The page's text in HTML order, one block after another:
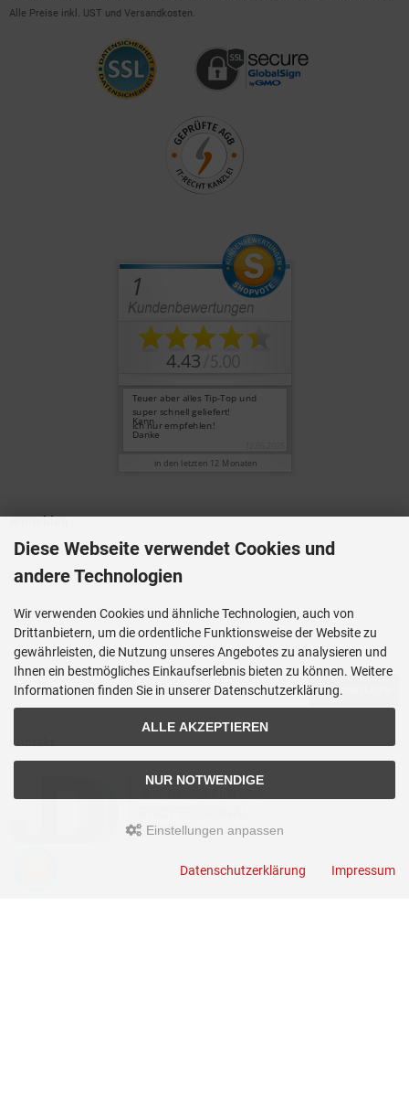
Alle Preise inkl. UST und Versandkosten.
Anmelden
Passwort:
Passwort vergessen? ANMELDEN
Kontakt
JUERGEN DROSS PROFESSIONAL SERVICES GmbH
Diese Webseite verwendet Cookies und
andere Technologien
Wir verwenden Cookies und ähnliche Technologien, auch von
Drittanbietern, um die ordentliche Funktionsweise der Website zu
gewährleisten, die Nutzung unseres Angebotes zu analysieren und
Ihnen ein bestmögliches Einkaufserlebnis bieten zu können. Weitere
Informationen finden Sie in unserer Datenschutzerklärung.
ALLE AKZEPTIEREN
NUR NOTWENDIGE
Einstellungen anpassen
Datenschutzerklärung Impressum